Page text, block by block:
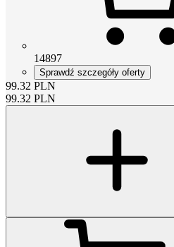
14897
Sprawdź szczegóły oferty
99.32 PLN
99.32 PLN